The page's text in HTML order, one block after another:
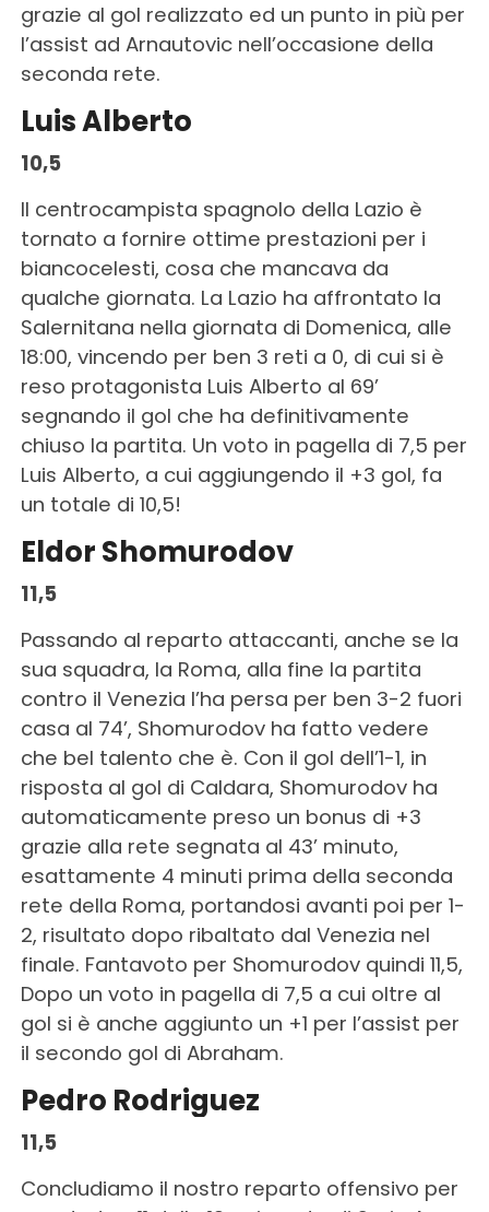
grazie al gol realizzato ed un punto in più per
l’assist ad Arnautovic nell’occasione della
seconda rete.
Luis Alberto
10,5
Il centrocampista spagnolo della Lazio è
tornato a fornire ottime prestazioni per i
biancocelesti, cosa che mancava da
qualche giornata. La Lazio ha affrontato la
Salernitana nella giornata di Domenica, alle
18:00, vincendo per ben 3 reti a 0, di cui si è
reso protagonista Luis Alberto al 69’
segnando il gol che ha definitivamente
chiuso la partita. Un voto in pagella di 7,5 per
Luis Alberto, a cui aggiungendo il +3 gol, fa
un totale di 10,5!
Eldor Shomurodov
11,5
Passando al reparto attaccanti, anche se la
sua squadra, la Roma, alla fine la partita
contro il Venezia l’ha persa per ben 3-2 fuori
casa al 74’, Shomurodov ha fatto vedere
che bel talento che è. Con il gol dell’1-1, in
risposta al gol di Caldara, Shomurodov ha
automaticamente preso un bonus di +3
grazie alla rete segnata al 43’ minuto,
esattamente 4 minuti prima della seconda
rete della Roma, portandosi avanti poi per 1-
2, risultato dopo ribaltato dal Venezia nel
finale. Fantavoto per Shomurodov quindi 11,5,
Dopo un voto in pagella di 7,5 a cui oltre al
gol si è anche aggiunto un +1 per l’assist per
il secondo gol di Abraham.
Pedro Rodriguez
11,5
Concludiamo il nostro reparto offensivo per